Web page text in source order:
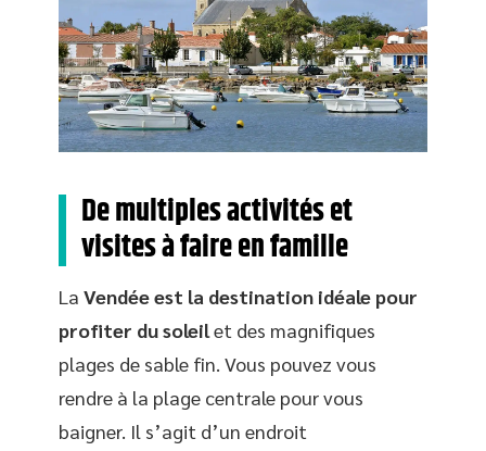
De multiples activités et
visites à faire en famille
La Vendée est la destination idéale pour
profiter du soleilet des magnifiques
plages de sable fin. Vous pouvez vous
rendre à la plage centrale pour vous
baigner. Il s’agit d’un endroit